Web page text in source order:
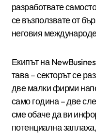
разработвате
се възползвате от
неговия
Екипът на
тава – секторът се
две малки фирми
само година – две
сме обаче да ви
потенциална